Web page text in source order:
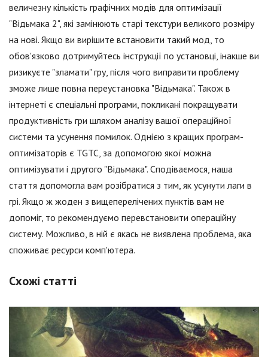
величезну кількість графічних модів для оптимізації
"Відьмака 2", які замінюють старі текстури великого розміру
на нові. Якщо ви вирішите встановити такий мод, то
обов'язково дотримуйтесь інструкції по установці, інакше ви
ризикуєте "зламати" гру, після чого виправити проблему
зможе лише повна переустановка "Відьмака". Також в
інтернеті є спеціальні програми, покликані покращувати
продуктивність гри шляхом аналізу вашої операційної
системи та усунення помилок. Однією з кращих програм-
оптимізаторів є TGTC, за допомогою якої можна
оптимізувати і другого "Відьмака". Сподіваємося, наша
стаття допомогла вам розібратися з тим, як усунути лаги в
грі. Якщо ж жоден з вищеперелічених пунктів вам не
допоміг, то рекомендуємо перевстановити операційну
систему. Можливо, в ній є якась не виявлена проблема, яка
споживає ресурси комп'ютера.
Схожі статті